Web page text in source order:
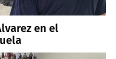
en el